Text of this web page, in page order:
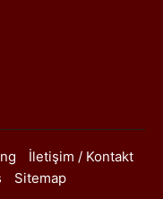
İletişim / Kontakt
Sitemap